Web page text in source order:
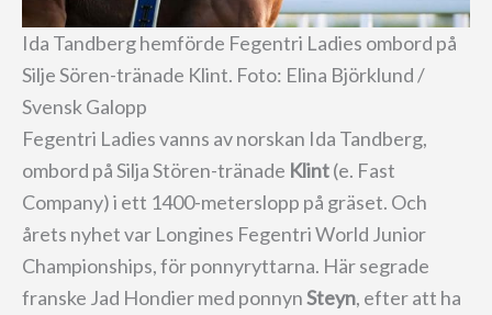
Ida Tandberg hemförde Fegentri Ladies ombord på
Silje Sören-tränade Klint. Foto: Elina Björklund /
Svensk Galopp
Fegentri Ladies vanns av norskan Ida Tandberg,
ombord på Silja Stören-tränade Klint(e. Fast
Company) i ett 1400-meterslopp på gräset. Och
årets nyhet var Longines Fegentri World Junior
Championships, för ponnyryttarna. Här segrade
franske Jad Hondier med ponnynSteyn, efter att ha